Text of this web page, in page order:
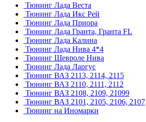
Тюнинг Лада Веста
Тюнинг Лада Икс Рей
Тюнинг Лада Приора
Тюнинг Лада Гранта, Гранта FL
Тюнинг Лада Калина
Тюнинг Лада Нива 4*4
Тюнинг Шевроле Нива
Тюнинг Лада Ларгус
Тюнинг ВАЗ 2113, 2114, 2115
Тюнинг ВАЗ 2110, 2111, 2112
Тюнинг ВАЗ 2108, 2109, 21099
Тюнинг ВАЗ 2101, 2105, 2106, 2107
Тюнинг на Иномарки